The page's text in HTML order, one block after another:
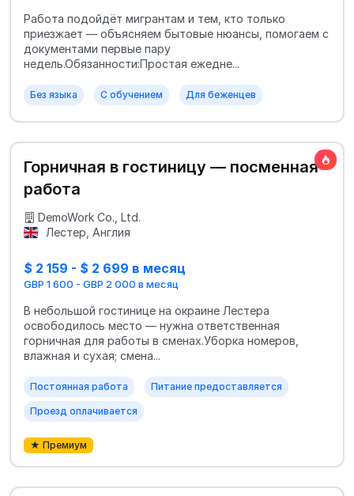
Работа подойдёт мигрантам и тем, кто только
приезжает — объясняем бытовые нюансы, помогаем с
документами первые пару
недель.Обязанности:Простая ежедне...
Без языка С обучением Для беженцев
Горничная в гостиницу — посменная
работа
DemoWork Co., Ltd.
Лестер, Англия
$ 2 159 - $ 2 699 в месяц
GBP 1 600 - GBP 2 000 в месяц
В небольшой гостинице на окраине Лестера
освободилось место — нужна ответственная
горничная для работы в сменах.Уборка номеров,
влажная и сухая; смена...
Постоянная работа Питание предоставляется
Проезд оплачивается
★ Премиум